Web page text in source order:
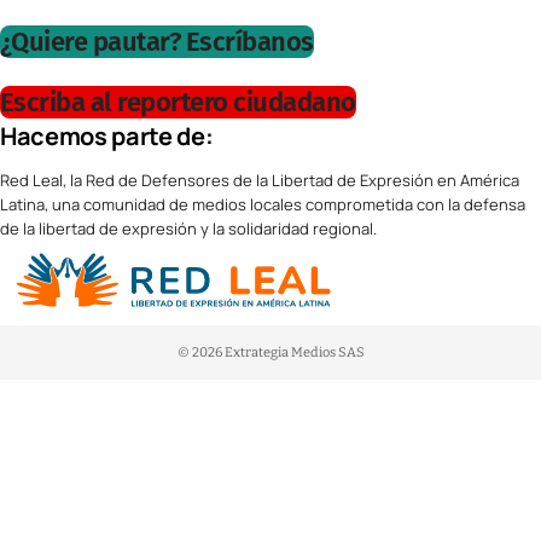
¿Quiere pautar? Escríbanos
Escriba al reportero ciudadano
Hacemos parte de:
Red Leal, la Red de Defensores de la Libertad de Expresión en América
Latina, una comunidad de medios locales comprometida con la defensa
de la libertad de expresión y la solidaridad regional.
© 2026 Extrategia Medios SAS